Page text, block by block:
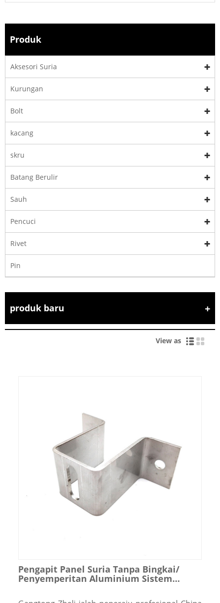
Produk
Aksesori Suria
Kurungan
Bolt
kacang
skru
Batang Berulir
Sauh
Pencuci
Rivet
Pin
produk baru
View as
Pengapit Panel Suria Tanpa Bingkai/
Penyemperitan Aluminium Sistem
Pemasangan Rel Suria